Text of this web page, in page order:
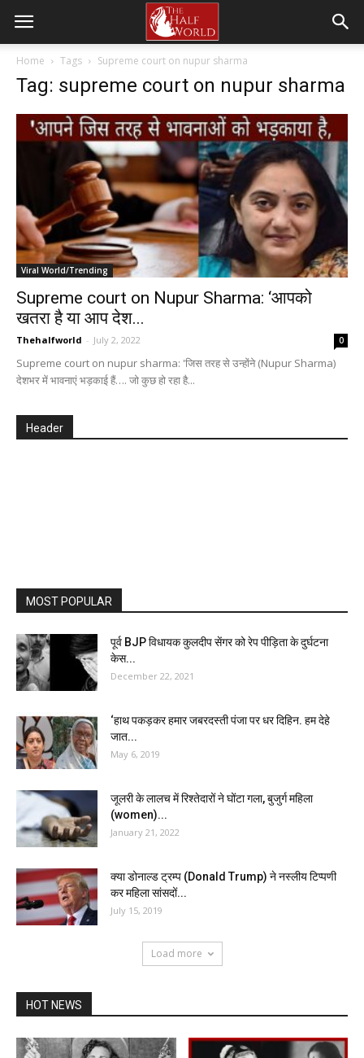
Home Tags Supreme court on nupur sharma
Tag: supreme court on nupur sharma
Viral World/Trending
Supreme court on Nupur Sharma: ‘आपको
खतरा है या आप देश...
Thehalfworld - July 2, 2022 0
Supreme court on nupur sharma: 'जिस तरह से उन्‍होंने (Nupur Sharma)
देशभर में भावनाएं भड़काई हैं…. जो कुछ हो रहा है...
Header
MOST POPULAR
पूर्व BJP विधायक कुलदीप सेंगर को रेप पीड़िता के दुर्घटना
केस...
December 22, 2021
‘हाथ पकड़कर हमार जबरदस्ती पंजा पर धर दिहिन. हम देहे
जात...
May 6, 2019
जूलरी के लालच में रिश्तेदारों ने घोंटा गला, बुजुर्ग महिला
(women)...
January 21, 2022
क्या डोनाल्ड ट्रम्प (Donald Trump) ने नस्लीय टिप्पणी
कर महिला सांसदों...
July 15, 2019
Load more
HOT NEWS